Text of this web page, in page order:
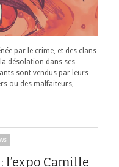
par le crime, et des clans
désolation dans ses
sont vendus par leurs
ou des malfaiteurs, …
l’expo Camille